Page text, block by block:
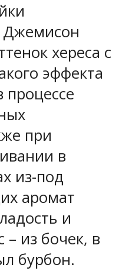
Джемисон
хереса с
эффекта
процессе
при
в
из-под
аромат
и
из бочек, в
бурбон.